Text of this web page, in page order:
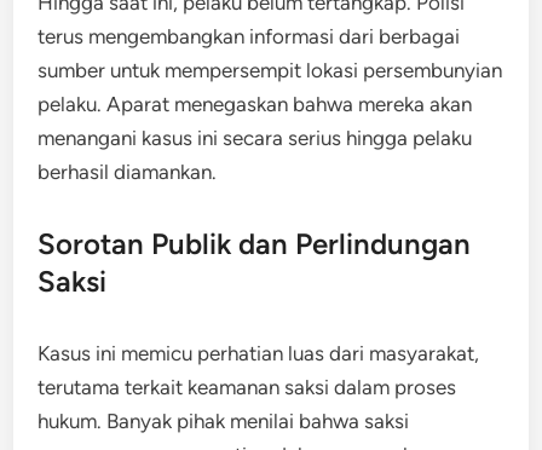
terus mengembangkan informasi dari berbagai
sumber untuk mempersempit lokasi persembunyian
pelaku. Aparat menegaskan bahwa mereka akan
menangani kasus ini secara serius hingga pelaku
berhasil diamankan.
Sorotan Publik dan Perlindungan
Saksi
Kasus ini memicu perhatian luas dari masyarakat,
terutama terkait keamanan saksi dalam proses
hukum. Banyak pihak menilai bahwa saksi